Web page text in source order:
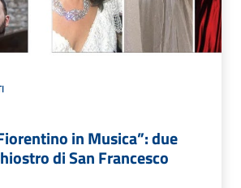
in Musica”: due
di San Francesco